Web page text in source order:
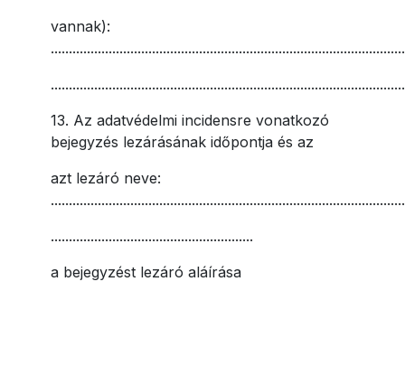
vannak):
13. Az adatvédelmi incidensre vonatkozó
bejegyzés lezárásának időpontja és az
azt lezáró neve:
........................................................
a bejegyzést lezáró aláírása